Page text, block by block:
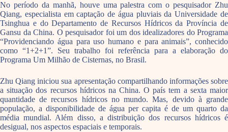
No período da manhã, houve uma palestra com o pesquisador Zhu
Qiang, especialista em captação de água pluviais da Universidade de
Tsinghua e do Departamento de Recursos Hídricos da Província de
Gansu da China. O pesquisador foi um dos idealizadores do Programa
“Providenciando água para uso humano e para animais”, conhecido
como “1+2+1”. Seu trabalho foi referência para a elaboração do
Programa Um Milhão de Cisternas, no Brasil.
Zhu Qiang iniciou sua apresentação compartilhando informações sobre
a situação dos recursos hídricos na China. O país tem a sexta maior
quantidade de recursos hídricos no mundo. Mas, devido à grande
população, a disponibilidade de água per capita é de um quarto da
média mundial. Além disso, a distribuição dos recursos hídricos é
desigual, nos aspectos espaciais e temporais.